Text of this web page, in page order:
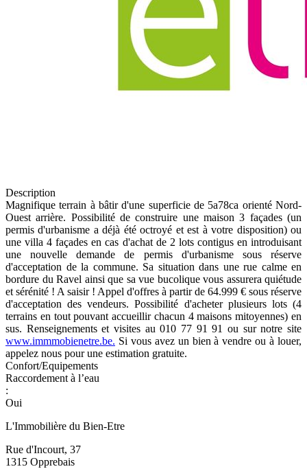
Description
Magnifique terrain à bâtir d'une superficie de 5a78ca orienté Nord-
Ouest arrière. Possibilité de construire une maison 3 façades (un
permis d'urbanisme a déjà été octroyé et est à votre disposition) ou
une villa 4 façades en cas d'achat de 2 lots contigus en introduisant
une nouvelle demande de permis d'urbanisme sous réserve
d'acceptation de la commune. Sa situation dans une rue calme en
bordure du Ravel ainsi que sa vue bucolique vous assurera quiétude
et sérénité ! A saisir ! Appel d'offres à partir de 64.999 € sous réserve
d'acceptation des vendeurs. Possibilité d'acheter plusieurs lots (4
terrains en tout pouvant accueillir chacun 4 maisons mitoyennes) en
sus. Renseignements et visites au 010 77 91 91 ou sur notre site
www.immmobienetre.be. Si vous avez un bien à vendre ou à louer,
appelez nous pour une estimation gratuite.
Confort/Equipements
Raccordement à l’eau
:
Oui
L'Immobilière du Bien-Etre
Rue d'Incourt, 37
1315 Opprebais